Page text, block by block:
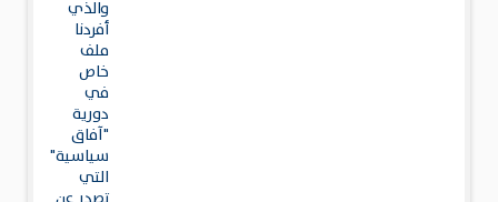
والذي
أفردنا
ملف
خاص
في
دورية
"آفاق
سياسية"
التي